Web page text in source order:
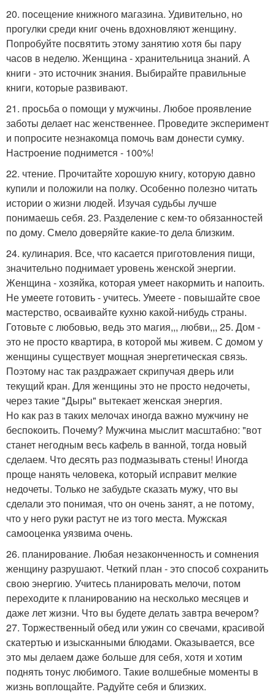
20. посещение книжного магазина. Удивительно, но
прогулки среди книг очень вдохновляют женщину.
Попробуйте посвятить этому занятию хотя бы пару
часов в неделю. Женщина - хранительница знаний. А
книги - это источник знания. Выбирайте правильные
книги, которые развивают.
21. просьба о помощи у мужчины. Любое проявление
заботы делает нас женственнее. Проведите эксперимент
и попросите незнакомца помочь вам донести сумку.
Настроение поднимется - 100%!
22. чтение. Прочитайте хорошую книгу, которую давно
купили и положили на полку. Особенно полезно читать
истории о жизни людей. Изучая судьбы лучше
понимаешь себя. 23. Разделение с кем-то обязанностей
по дому. Смело доверяйте какие-то дела близким.
24. кулинария. Все, что касается приготовления пищи,
значительно поднимает уровень женской энергии.
Женщина - хозяйка, которая умеет накормить и напоить.
Не умеете готовить - учитесь. Умеете - повышайте свое
мастерство, осваивайте кухню какой-нибудь страны.
Готовьте с любовью, ведь это магия,,, любви,,, 25. Дом -
это не просто квартира, в которой мы живем. С домом у
женщины существует мощная энергетическая связь.
Поэтому нас так раздражает скрипучая дверь или
текущий кран. Для женщины это не просто недочеты,
через такие "Дыры" вытекает женская энергия.
Но как раз в таких мелочах иногда важно мужчину не
беспокоить. Почему? Мужчина мыслит масштабно: "вот
станет негодным весь кафель в ванной, тогда новый
сделаем. Что десять раз подмазывать стены! Иногда
проще нанять человека, который исправит мелкие
недочеты. Только не забудьте сказать мужу, что вы
сделали это понимая, что он очень занят, а не потому,
что у него руки растут не из того места. Мужская
самооценка уязвима очень.
26. планирование. Любая незаконченность и сомнения
женщину разрушают. Четкий план - это способ сохранить
свою энергию. Учитесь планировать мелочи, потом
переходите к планированию на несколько месяцев и
даже лет жизни. Что вы будете делать завтра вечером?
27. Торжественный обед или ужин со свечами, красивой
скатертью и изысканными блюдами. Оказывается, все
это мы делаем даже больше для себя, хотя и хотим
поднять тонус любимого. Такие волшебные моменты в
жизнь воплощайте. Радуйте себя и близких.